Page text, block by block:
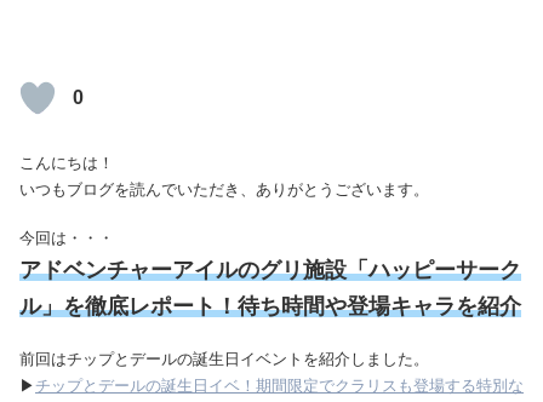
0
こんにちは！
いつもブログを読んでいただき、ありがとうございます。
今回は・・・
アドベンチャーアイルのグリ施設「ハッピーサーク
ル」を徹底レポート！待ち時間や登場キャラを紹介
前回はチップとデールの誕生日イベントを紹介しました。
▶チップとデールの誕生日イベ！期間限定でクラリスも登場する特別な